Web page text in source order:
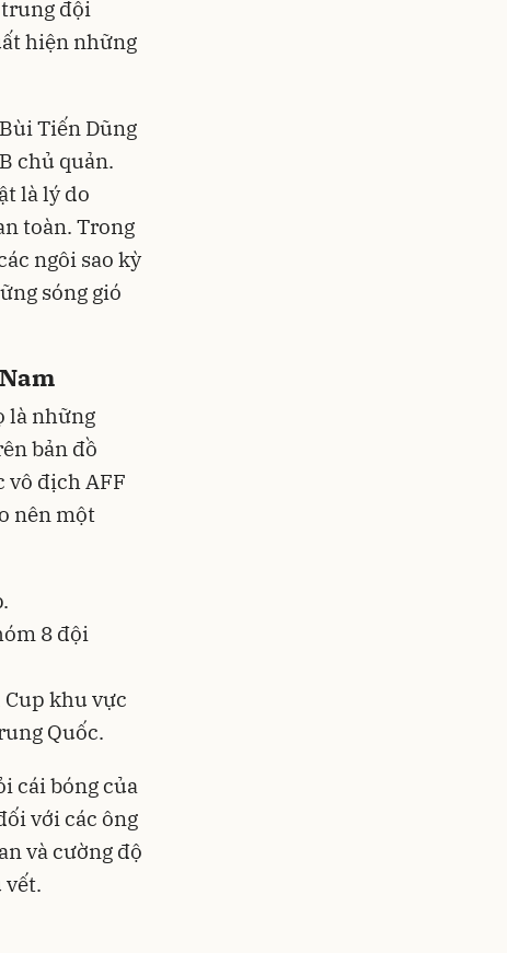
trung đội
hiện những
Tiến Dũng
chủ quản.
là lý do
toàn. Trong
ngôi sao kỳ
sóng gió
là những
bản đồ
vô địch AFF
nên một
8 đội
khu vực
Quốc.
cái bóng của
với các ông
và cường độ
vết.